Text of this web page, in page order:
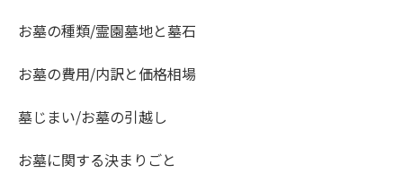
お墓の種類/霊園墓地と墓石
お墓の費用/内訳と価格相場
墓じまい/お墓の引越し
お墓に関する決まりごと